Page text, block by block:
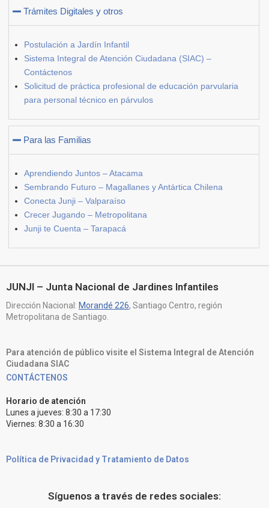
Trámites Digitales y otros
Postulación a Jardín Infantil
Sistema Integral de Atención Ciudadana (SIAC) –
Contáctenos
Solicitud de práctica profesional de educación parvularia
para personal técnico en párvulos
Para las Familias
Aprendiendo Juntos – Atacama
Sembrando Futuro – Magallanes y Antártica Chilena
Conecta Junji – Valparaíso
Crecer Jugando – Metropolitana
Junji te Cuenta – Tarapacá
JUNJI – Junta Nacional de Jardines Infantiles
Dirección Nacional: Morandé 226, Santiago Centro, región
Metropolitana de Santiago.
Para atención de público visite el Sistema Integral de Atención
Ciudadana SIAC
CONTÁCTENOS
Horario de atención
Lunes a jueves: 8:30 a 17:30
Viernes: 8:30 a 16:30
Política de Privacidad y Tratamiento de Datos
Síguenos a través de redes sociales: